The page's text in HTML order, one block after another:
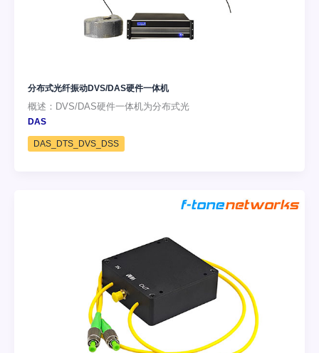
分布式光纤振动DVS/DAS硬件一体机
概述：DVS/DAS硬件一体机为分布式光
DAS
DAS_DTS_DVS_DSS